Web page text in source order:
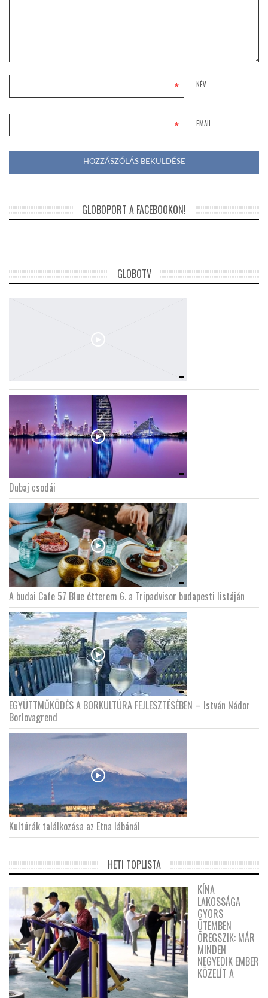
NÉV
*
EMAIL
*
GLOBOPORT A FACEBOOKON!
GLOBOTV
Dubaj csodái
A budai Cafe 57 Blue étterem 6. a Tripadvisor budapesti listáján
EGYÜTTMŰKÖDÉS A BORKULTÚRA FEJLESZTÉSÉBEN – István Nádor
Borlovagrend
Kultúrák találkozása az Etna lábánál
HETI TOPLISTA
KÍNA
LAKOSSÁGA
GYORS
ÜTEMBEN
ÖREGSZIK: MÁR
MINDEN
NEGYEDIK EMBER
KÖZELÍT A